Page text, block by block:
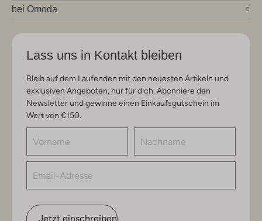
bei Omoda
Lass uns in Kontakt bleiben
Bleib auf dem Laufenden mit den neuesten Artikeln und
exklusiven Angeboten, nur für dich. Abonniere den
Newsletter und gewinne einen Einkaufsgutschein im
Wert von €150.
Jetzt einschreiben